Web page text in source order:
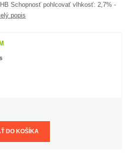
Schopnosť pohlcovať vlhkosť: 2,7% -
popis
DO KOŠÍKA